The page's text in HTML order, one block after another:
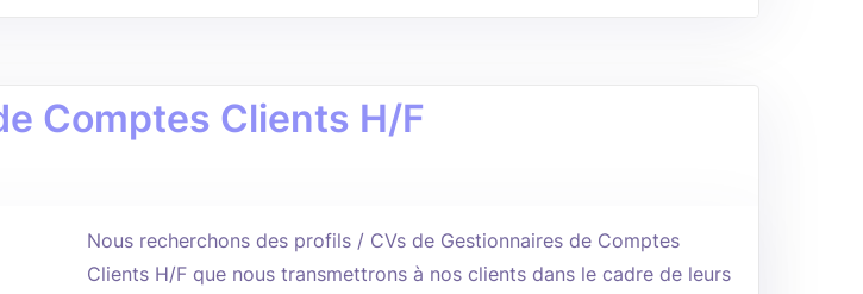
Comptes Clients H/F
Nous recherchons des profils / CVs de Gestionnaires de Comptes
Clients H/F que nous transmettrons à nos clients dans le cadre de leurs